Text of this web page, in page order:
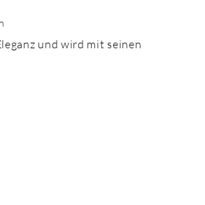
und wird mit seinen